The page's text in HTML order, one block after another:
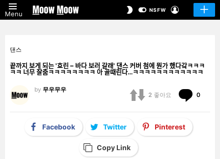
Menu
SWITCHNSFW
댄스
끝까지 보게 되는 '효린 – 바다 보러 갈래' 댄스 커버 첨에 뭔가 했다갘ㅋㅋㅋ
ㅋㅋ 너무 잘춤ㅋㅋㅋㅋㅋㅋㅋㅋ 아 골때린다…ㅋㅋㅋㅋㅋㅋㅋㅋㅋㅋㅋㅋ
by 무우무우
2 좋아요 0
Facebook Twitter Pinterest
Copy Link